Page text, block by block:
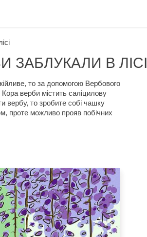
ЗАБЛУКАЛИ В ЛІСІ
то за допомогою Вербового
Кора верби містить саліцилову
вербу, то зробите собі чашку
проте можливо прояв побічних